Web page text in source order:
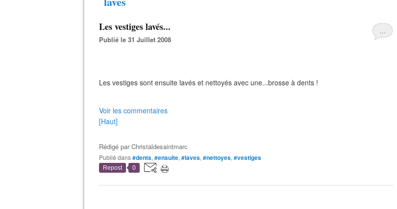
…
Les vestiges lavés...
Publié le 31 Juillet 2008
Les vestiges sont ensuite lavés et nettoyés avec une...brosse à dents !
Voir les commentaires
[Haut]
Rédigé parChristaldesaintmarc
Publié dans#dents, #ensuite, #laves, #nettoyes, #vestiges
Repost 0